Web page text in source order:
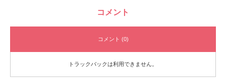
コメント
コメント (0)
トラックバックは利用できません。